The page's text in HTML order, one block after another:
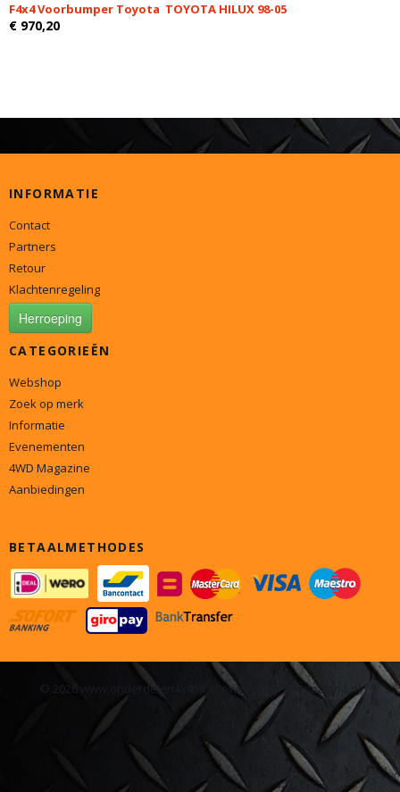
F4x4 Voorbumper Toyota TOYOTA HILUX 98-05
€ 970,20
INFORMATIE
Contact
Partners
Retour
Klachtenregeling
Herroeping
CATEGORIEËN
Webshop
Zoek op merk
Informatie
Evenementen
4WD Magazine
Aanbiedingen
BETAALMETHODES
© 2026 www.onderdelen4x4.nl - Powered by Shoppagina.nl